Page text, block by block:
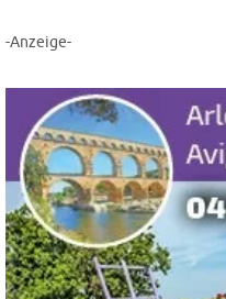
-Anzeige-